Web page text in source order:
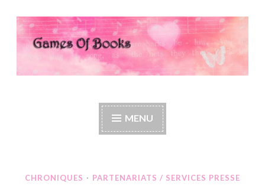
Accéder
au
contenu
Games Of Books
MENU
CHRONIQUES · PARTENARIATS / SERVICES PRESSE